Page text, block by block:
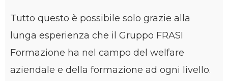
Tutto questo è possibile solo grazie alla
lunga esperienza che il Gruppo FRASI
Formazione ha nel campo del welfare
aziendale e della formazione ad ogni livello.